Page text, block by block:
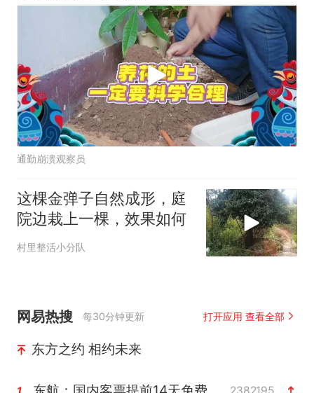
通勤崩溃观察员
这棵金弹子自然成形，庭
院边栽上一棵，效果如何
村里整活小分队
网易热搜 每30分钟更新 打开应用 查看全部
东方之约 相约未来
1 2382195